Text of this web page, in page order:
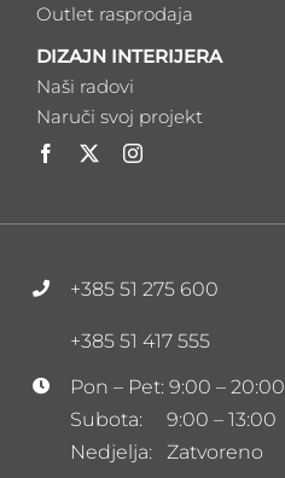
Outlet rasprodaja
DIZAJN INTERIJERA
Naši radovi
Naruči svoj projekt
+385 51 275 600
+385 51 417 555
Pon – Pet: 9:00 – 20:00
Subota: 9:00 – 13:00
Nedjelja: Zatvoreno